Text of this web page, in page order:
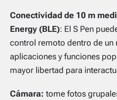
Conectividad de 10 m
Energy (BLE): El S Pen
control remoto dentro de un
aplicaciones y funciones
mayor libertad para
Cámara: tome fotos